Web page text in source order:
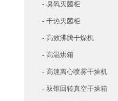
- 臭氧灭菌柜
- 干热灭菌柜
- 高效沸腾干燥机
- 高温烘箱
- 高速离心喷雾干燥机
- 双锥回转真空干燥箱